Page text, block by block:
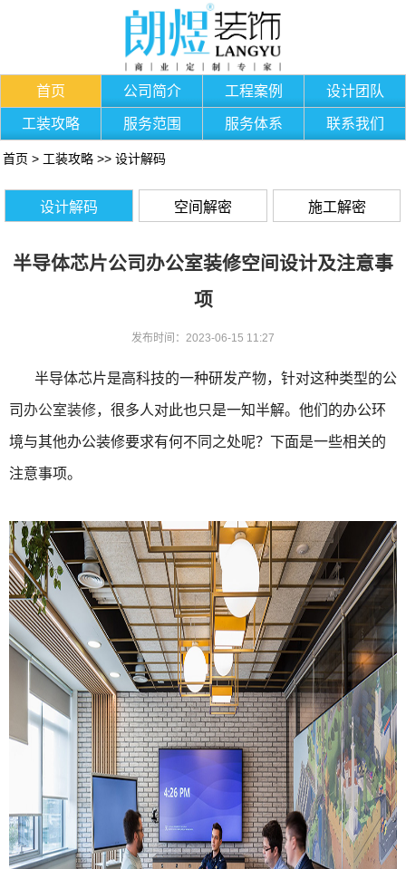
首页 公司简介 工程案例 设计团队
工装攻略 服务范围 服务体系 联系我们
首页 > 工装攻略 >> 设计解码
设计解码 空间解密 施工解密
半导体芯片公司办公室装修空间设计及注意事
项
发布时间：2023-06-15 11:27
半导体芯片是高科技的一种研发产物，针对这种类型的公
司 办公室装修，很多人对此也只是一知半解。他们的办公环
境与其他办公装修要求有何不同之处呢？下面是一些相关的
注意事项。